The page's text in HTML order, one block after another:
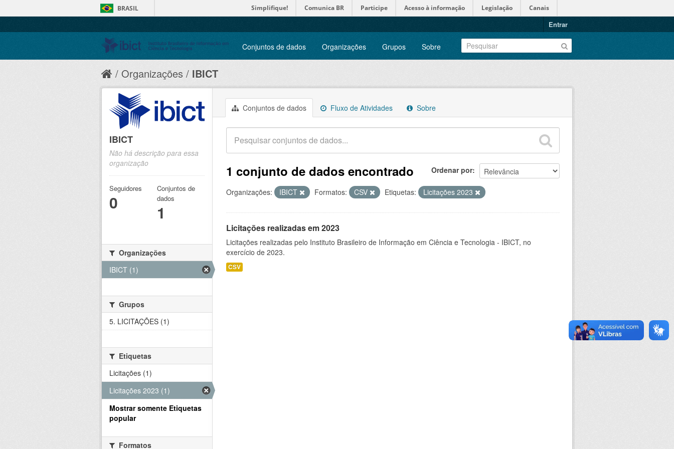
BRASIL Simplifique! Comunica BR Participe Acesso à informação Legislação Canais
Entrar
Conjuntos de dados Organizações Grupos Sobre
Organizações IBICT
Conjuntos de dados Fluxo de Atividades Sobre
Ordenar por
1 conjunto de dados encontrado
Organizações: IBICT Formatos: CSV Etiquetas: Licitações 2023
Licitações realizadas em 2023
Licitações realizadas pelo Instituto Brasileiro de Informação em Ciência e Tecnologia - IBICT, no
exercício de 2023.
CSV
IBICT
Não há descrição para essa
organização
Seguidores
0
Conjuntos de
dados
1
Organizações
IBICT (1)
Grupos
5. LICITAÇÕES (1)
Etiquetas
Licitações (1)
Licitações 2023 (1)
Mostrar somente Etiquetas
popular
Formatos